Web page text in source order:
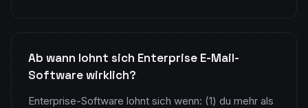
Ab wann lohnt sich Enterprise E-Mail-
Software wirklich?
Enterprise-Software lohnt sich wenn: (1) du mehr als